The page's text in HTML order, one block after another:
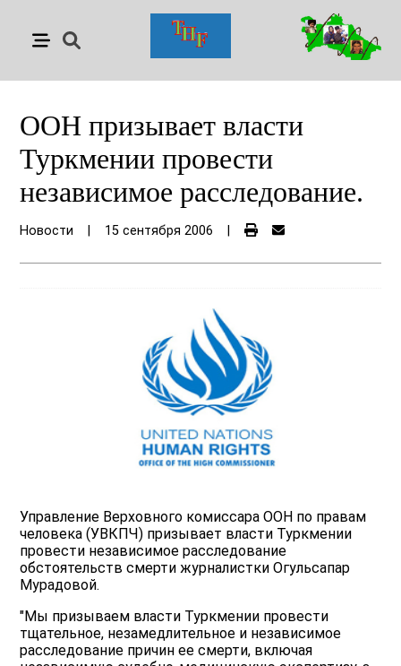
ООН призывает власти
Туркмении провести
независимое расследование.
Новости 15 сентября 2006
Управление Верховного комиссара ООН по правам
человека (УВКПЧ) призывает власти Туркмении
провести независимое расследование
обстоятельств смерти журналистки Огульсапар
Мурадовой.
"Мы призываем власти Туркмении провести
тщательное, незамедлительное и независимое
расследование причин ее смерти, включая